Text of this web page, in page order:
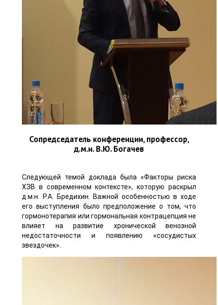
Сопредседатель конференции, профессор,
д.м.н. В.Ю. Богачев
Следующей темой доклада была «Факторы риска
ХЗВ в современном контексте», которую раскрыл
д.м.н. Р.А. Бредихин. Важной особенностью в ходе
его выступления было предположение о том, что
гормонотерапия или гормональная контрацепция не
влияет на развитие хронической венозной
недостаточности и появлению «сосудистых
звездочек».